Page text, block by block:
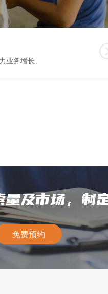
业务增长
及市场，制
免费预约